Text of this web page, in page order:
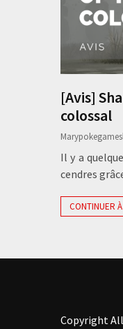
[Avis]
colossal
Il y a
cendres
CONTINUER
Copyright